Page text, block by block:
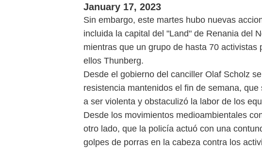
January 17, 2023
Sin embargo, este martes hubo nuevas
incluida la capital del "Land" de Renania del
mientras que un grupo de hasta 70
ellos Thunberg.
Desde el gobierno del canciller Olaf Scholz
resistencia mantenidos el fin de semana,
a ser violenta y obstaculizó la labor de los
Desde los movimientos medioambientales
otro lado, que la policía actuó con una
golpes de porras en la cabeza contra los